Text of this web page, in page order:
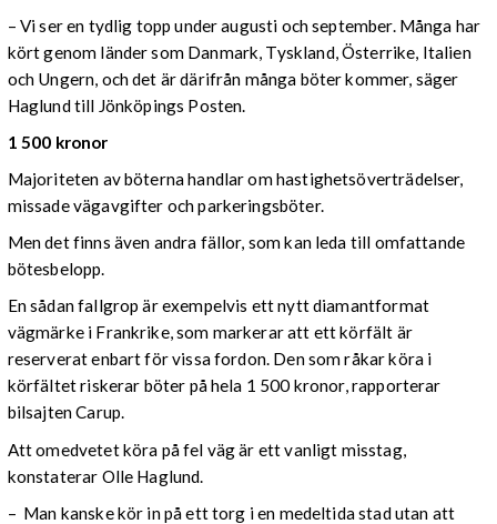
– Vi ser en tydlig topp under augusti och september. Många har
kört genom länder som Danmark, Tyskland, Österrike, Italien
och Ungern, och det är därifrån många böter kommer, säger
Haglund till Jönköpings Posten.
1 500 kronor
Majoriteten av böterna handlar om hastighetsöverträdelser,
missade vägavgifter och parkeringsböter.
Men det finns även andra fällor, som kan leda till omfattande
bötesbelopp.
En sådan fallgrop är exempelvis ett nytt diamantformat
vägmärke i Frankrike, som markerar att ett körfält är
reserverat enbart för vissa fordon. Den som råkar köra i
körfältet riskerar böter på hela 1 500 kronor, rapporterar
bilsajten Carup.
Att omedvetet köra på fel väg är ett vanligt misstag,
konstaterar Olle Haglund.
– Man kanske kör in på ett torg i en medeltida stad utan att